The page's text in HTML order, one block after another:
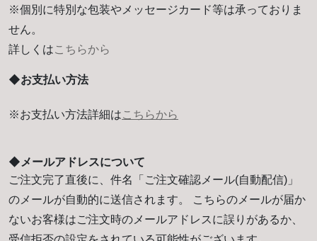
※個別に特別な包装やメッセージカード等は承っておりま
せん。
詳しくはこちらから
◆お支払い方法
※お支払い方法詳細はこちらから
◆メールアドレスについて
ご注文完了直後に、件名「ご注文確認メール(自動配信)」
のメールが自動的に送信されます。 こちらのメールが届か
ないお客様はご注文時のメールアドレスに誤りがあるか、